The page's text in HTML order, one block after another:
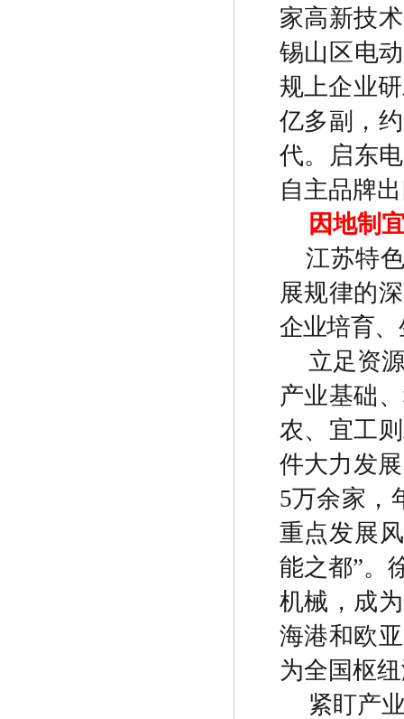
家高新技
锡山区电
规上企业
亿多副，
代。启东
自主品牌
因地制
江苏特
展规律的
企业培育
立足资
产业基础
农、宜工
件大力发
5万余家，
重点发展
能之都”。
机械，成
海港和欧
为全国枢
紧盯产